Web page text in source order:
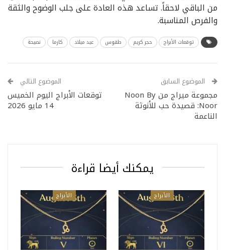
من الباقي لاحقاً. تساعد هذه العادة على جلب الوضوح والثقة
والفرص المناسبة.
توقعات الأبراج حجر كريم طقوس عيد ميلاد كارما نصيحة
الموضوع السابق
مجموعة ميراج من Noon By
Noor: قصيدة حب للأنوثة
الناعمة
الموضوع التالي
توقعات الأبراج اليوم الخميس
14 مايو 2026
يمكنك أيضا قراءة
الأبراج الأبراج